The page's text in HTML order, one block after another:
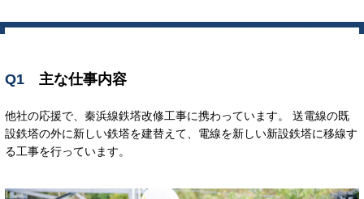
Q1 主な仕事内容
他社の応援で、秦浜線鉄塔改修工事に携わっています。 送電線の既
設鉄塔の外に新しい鉄塔を建替えて、電線を新しい新設鉄塔に移線す
る工事を行っています。